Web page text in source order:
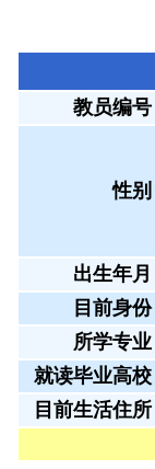
教员编号
性别
出生年月
目前身份
所学专业
就读毕业高校
目前生活住所